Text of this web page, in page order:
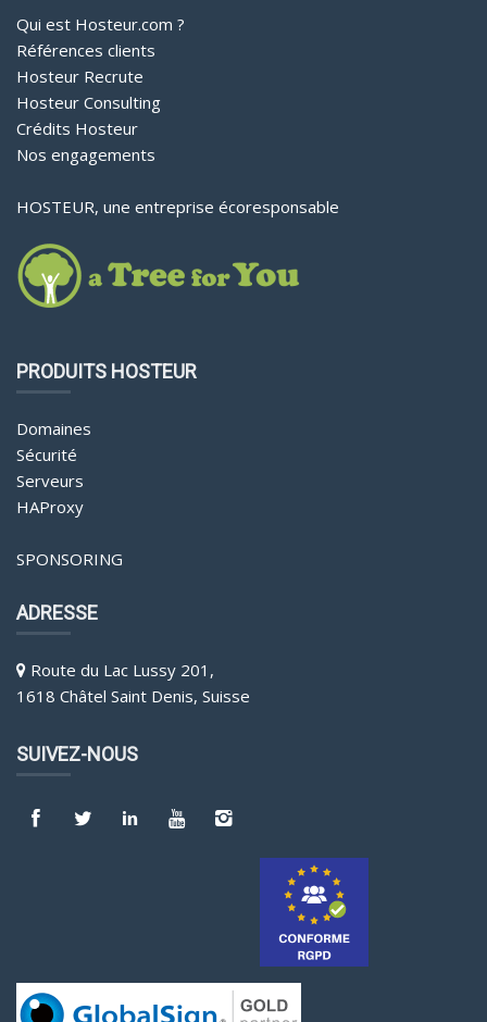
Qui est Hosteur.com ?
Références clients
Hosteur Recrute
Hosteur Consulting
Crédits Hosteur
Nos engagements
HOSTEUR, une entreprise écoresponsable
PRODUITS HOSTEUR
Domaines
Sécurité
Serveurs
HAProxy
SPONSORING
ADRESSE
Route du Lac Lussy 201,
1618 Châtel Saint Denis, Suisse
SUIVEZ-NOUS